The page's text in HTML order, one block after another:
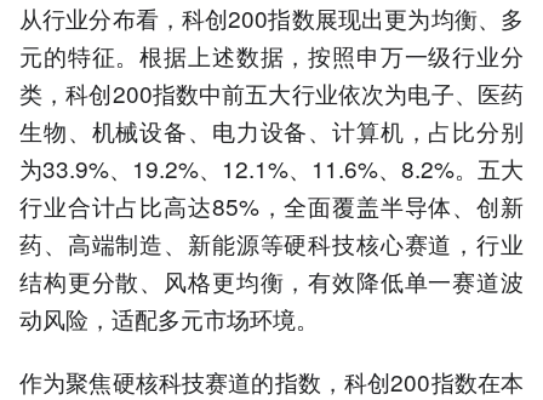
从行业分布看，科创200指数展现出更为均衡、多
元的特征。根据上述数据，按照申万一级行业分
类，科创200指数中前五大行业依次为电子、医药
生物、机械设备、电力设备、计算机，占比分别
为33.9%、19.2%、12.1%、11.6%、8.2%。五大
行业合计占比高达85%，全面覆盖半导体、创新
药、高端制造、新能源等硬科技核心赛道，行业
结构更分散、风格更均衡，有效降低单一赛道波
动风险，适配多元市场环境。
作为聚焦硬核科技赛道的指数，科创200指数在本